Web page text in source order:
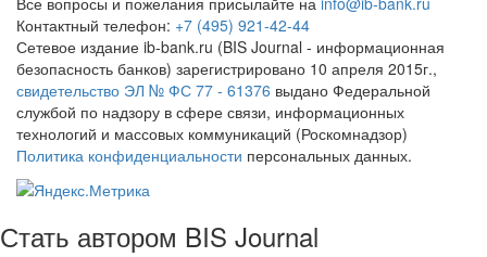
Контактный телефон: +7 (495) 921-42-44
Сетевое издание ib-bank.ru (BIS Journal - информационная
безопасность банков) зарегистрировано 10 апреля 2015г.,
свидетельство ЭЛ № ФС 77 - 61376 выдано Федеральной
службой по надзору в сфере связи, информационных
технологий и массовых коммуникаций (Роскомнадзор)
Политика конфиденциальности персональных данных.
Стать автором BIS Journal